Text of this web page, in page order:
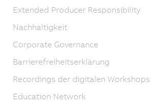
Extended Producer Responsibility
Nachhaltigkeit
Corporate Governance
Barrierefreiheitserklärung
Recordings der digitalen Workshops
Education Network